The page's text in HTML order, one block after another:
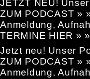
JETZT NEU!
ZUM PODCAST »
Anmeldung,
TERMINE HIER »
Jetzt neu! Unser
ZUM PODCAST »
Anmeldung,